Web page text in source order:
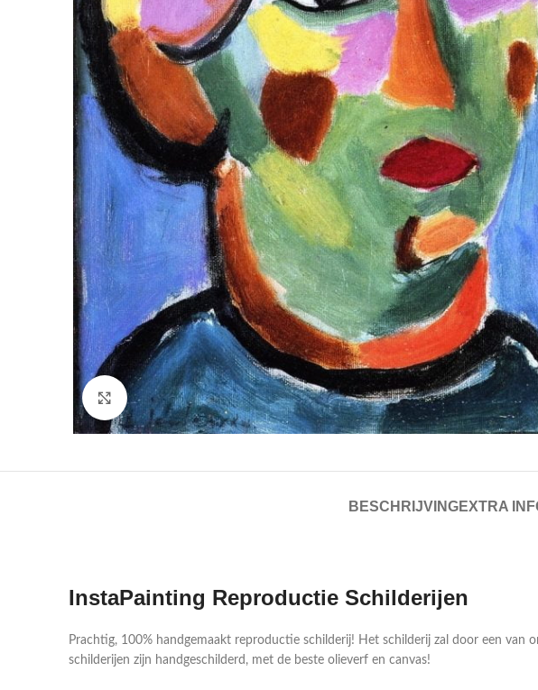
Click to enlarge
BESCHRIJVINGEXTRA
InstaPainting Reproductie Schilderijen
Prachtig, 100% handgemaakt reproductie schilderij! Het schilderij zal door een
schilderijen zijn handgeschilderd, met de beste olieverf en canvas!